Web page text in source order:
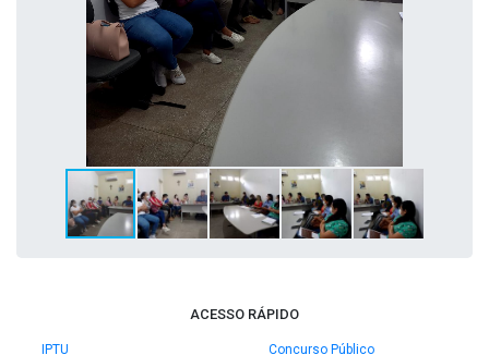
ACESSO RÁPIDO
IPTU
Concurso Público